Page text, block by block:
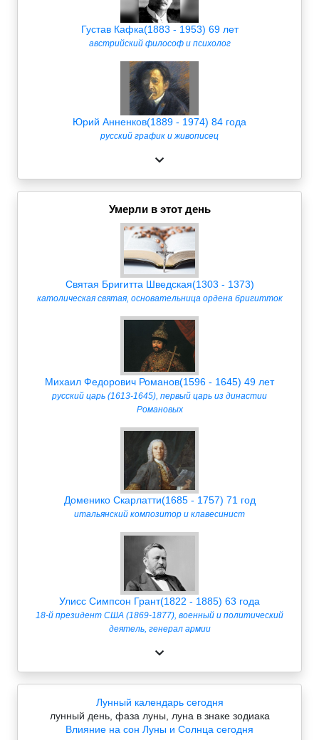
Густав Кафка(1883 - 1953) 69 лет
австрийский философ и психолог
Юрий Анненков(1889 - 1974) 84 года
русский график и живописец
Умерли в этот день
Святая Бригитта Шведская(1303 - 1373)
католическая святая, основательница ордена бригитток
Михаил Федорович Романов(1596 - 1645) 49 лет
русский царь (1613-1645), первый царь из династии
Романовых
Доменико Скарлатти(1685 - 1757) 71 год
итальянский композитор и клавесинист
Улисс Симпсон Грант(1822 - 1885) 63 года
18-й президент США (1869-1877), военный и политический
деятель, генерал армии
Лунный календарь сегодня
лунный день, фаза луны, луна в знаке зодиака
Влияние на сон Луны и Солнца сегодня